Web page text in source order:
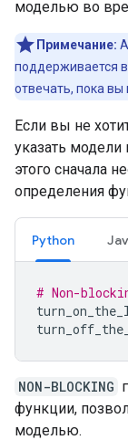
моделью во
Примечание:
поддерживается
отвечать, пока вы
Если вы не
указать
этого сначала
определения
Python
# Non-
NON-BLOCKING
функции,
моделью.